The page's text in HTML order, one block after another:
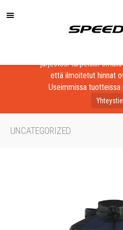
Löydä laadukkaat
järjestösi tarpeisiin
että ilmoitetut hinnat
Useimmissa tuotteissa
UNCATEGORIZED